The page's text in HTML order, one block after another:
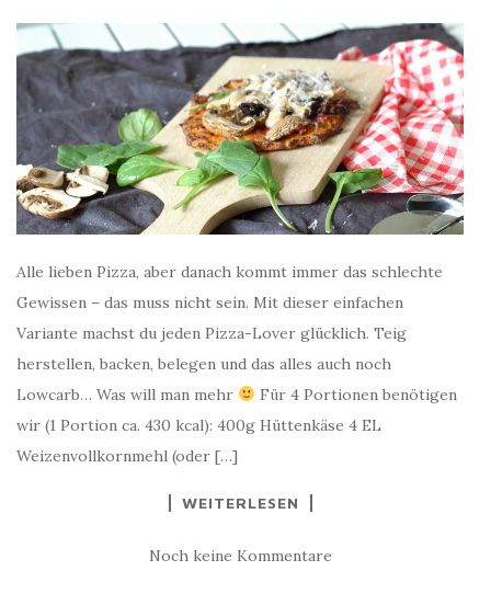
Alle lieben Pizza, aber danach kommt immer das schlechte
Gewissen – das muss nicht sein. Mit dieser einfachen
Variante machst du jeden Pizza-Lover glücklich. Teig
herstellen, backen, belegen und das alles auch noch
Lowcarb… Was will man mehr
Für 4 Portionen benötigen
wir (1 Portion ca. 430 kcal): 400g Hüttenkäse 4 EL
Weizenvollkornmehl (oder […]
WEITERLESEN
Noch keine Kommentare